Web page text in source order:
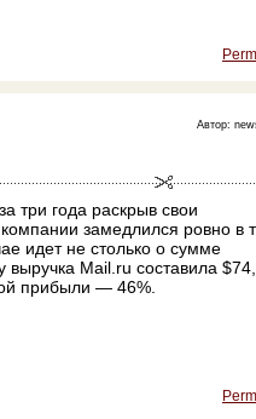
Автор:
три года раскрыв свои
замедлился ровно в
идет не столько о сумме
выручка Mail.ru составила
прибыли — 46%.